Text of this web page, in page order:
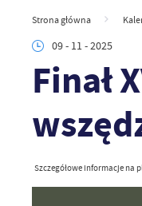
Strona główna
09 - 11 - 2025
Finał
Szczegółowe informacje na